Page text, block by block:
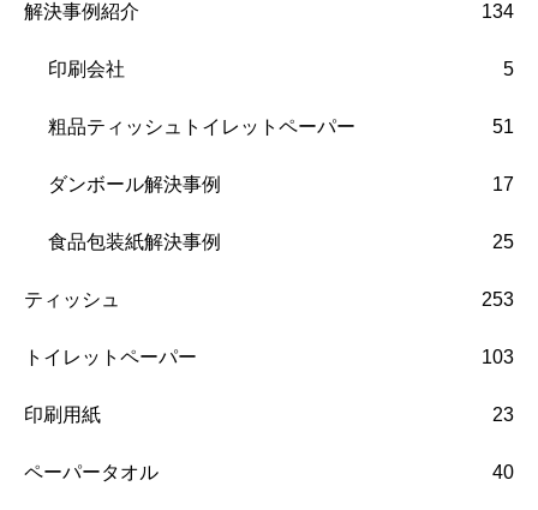
解決事例紹介 134
印刷会社 5
粗品ティッシュトイレットペーパー 51
ダンボール解決事例 17
食品包装紙解決事例 25
ティッシュ 253
トイレットペーパー 103
印刷用紙 23
ペーパータオル 40